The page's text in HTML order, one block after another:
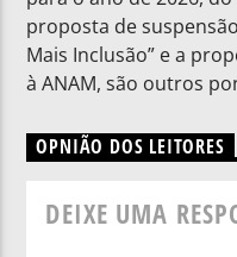
proposta de
Mais Inclusão” e a
à ANAM, são outros
OPNIÃO DOS LEITORES
DEIXE UMA